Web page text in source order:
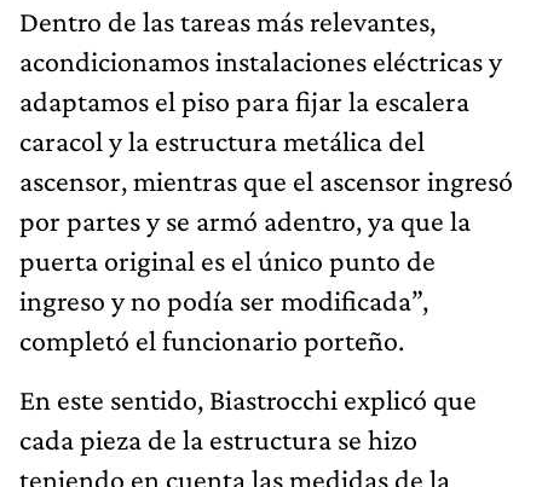
Dentro de las tareas más relevantes,
acondicionamos instalaciones eléctricas y
adaptamos el piso para fijar la escalera
caracol y la estructura metálica del
ascensor, mientras que el ascensor ingresó
por partes y se armó adentro, ya que la
puerta original es el único punto de
ingreso y no podía ser modificada”,
completó el funcionario porteño.
En este sentido, Biastrocchi explicó que
cada pieza de la estructura se hizo
teniendo en cuenta las medidas de la